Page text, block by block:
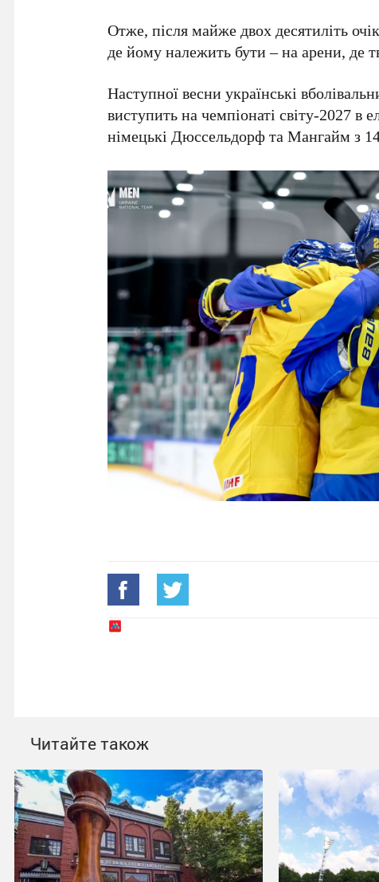
Отже, після майже двох десятиліть
де йому належить бути – на арени, де
Наступної весни українські
виступить начемпіонаті світу-2027в
німецькіДюссельдорфтаМангайм з
Читайте також